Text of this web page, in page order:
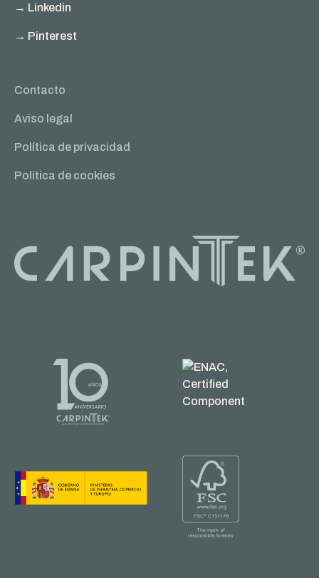
→ Linkedin
→ Pinterest
Contacto
Aviso legal
Política de privacidad
Política de cookies